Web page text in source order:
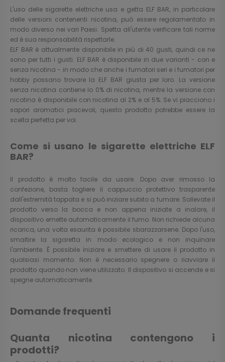
L'uso delle sigarette elettriche usa e getta ELF BAR, in particolare
delle versioni contenenti nicotina, può essere regolamentato in
modo diverso nei vari Paesi. Spetta all'utente verificare tali norme
ed è sua responsabilità rispettarle.
ELF BAR è attualmente disponibile in più di 40 gusti, quindi ce ne
sono per tutti i gusti. ELF BAR è disponibile in due varianti - con e
senza nicotina - in modo che anche i fumatori seri e i fumatori per
hobby possano trovare la ELF BAR giusta per loro. La versione
senza nicotina contiene lo 0% di nicotina, mentre la versione con
nicotina è disponibile con nicotina al 2% e al 5%. Se vi piacciono i
sapori aromatici piacevoli, questo prodotto potrebbe essere la
scelta perfetta per voi.
Come si usano le sigarette elettriche ELF
BAR?
Il prodotto è molto facile da usare. Dopo aver rimosso la
confezione, basta togliere il cappuccio protettivo trasparente
dall'estremità tappata e si può iniziare subito a fumare. Sollevate il
prodotto verso la bocca e non appena iniziate a inalare, il
dispositivo emette automaticamente il fumo. Non richiede alcuna
ricarica, una volta esaurita è possibile sbarazzarsene. Dopo l'uso,
smaltire la sigaretta in modo ecologico e non inquinare
l'ambiente. È possibile iniziare e smettere di usare il prodotto in
qualsiasi momento. Non è necessario spegnere o riavviare il
prodotto quando non viene utilizzato. Il dispositivo si accende e si
spegne automaticamente.
Domande frequenti
Quanta nicotina contengono i
prodotti?